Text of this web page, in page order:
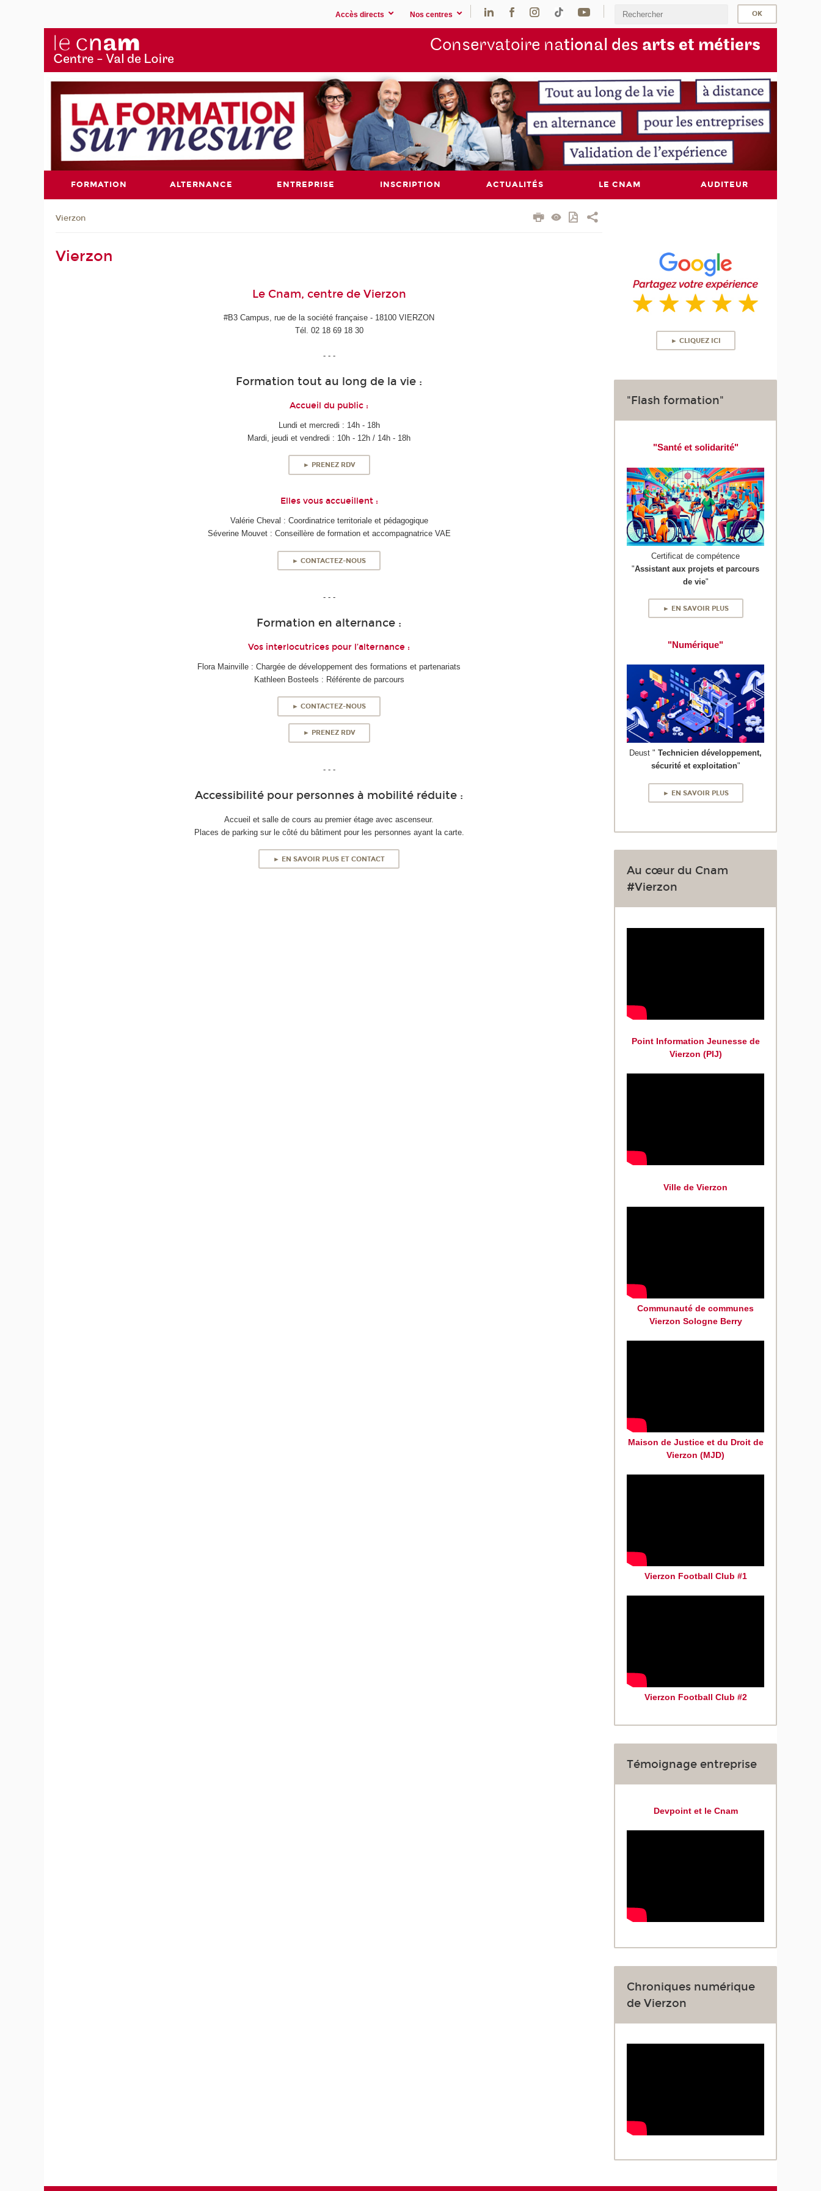
Accès directs Nos centres
Conservatoire national des arts et métiers
FORMATION ALTERNANCE ENTREPRISE INSCRIPTION ACTUALITÉS LE CNAM AUDITEUR
Vierzon
Vierzon
Le Cnam, centre de Vierzon
#B3 Campus, rue de la société française - 18100 VIERZON
Tél. 02 18 69 18 30
- - -
Formation tout au long de la vie :
Accueil du public :
Lundi et mercredi : 14h - 18h
Mardi, jeudi et vendredi : 10h - 12h / 14h - 18h
► PRENEZ RDV
Elles vous accueillent :
Valérie Cheval : Coordinatrice territoriale et pédagogique
Séverine Mouvet : Conseillère de formation et accompagnatrice VAE
► CONTACTEZ-NOUS
- - -
Formation en alternance :
Vos interlocutrices pour l’alternance :
Flora Mainville : Chargée de développement des formations et partenariats
Kathleen Bosteels : Référente de parcours
► CONTACTEZ-NOUS
► PRENEZ RDV
- - -
Accessibilité pour personnes à mobilité réduite :
Accueil et salle de cours au premier étage avec ascenseur.
Places de parking sur le côté du bâtiment pour les personnes ayant la carte.
► EN SAVOIR PLUS ET CONTACT
► CLIQUEZ ICI
"Flash formation"
"Santé et solidarité"
Certificat de compétence
"Assistant aux projets et parcours
de vie"
► EN SAVOIR PLUS
"Numérique"
Deust "Technicien développement,
sécurité et exploitation"
► EN SAVOIR PLUS
Au cœur du Cnam
#Vierzon
Point Information Jeunesse de
Vierzon (PIJ)
Ville de Vierzon
Communauté de communes
Vierzon Sologne Berry
Maison de Justice et du Droit de
Vierzon (MJD)
Vierzon Football Club #1
Vierzon Football Club #2
Témoignage entreprise
Devpoint et le Cnam
Chroniques numérique
de Vierzon